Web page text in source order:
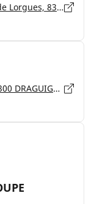
891 Avenue Pierre Brossolette Zi Pont de Lorgues, 83300 DRAGUIGNAN
1588 Avenue du General de Gaulle, 83300 DRAGUIGNAN